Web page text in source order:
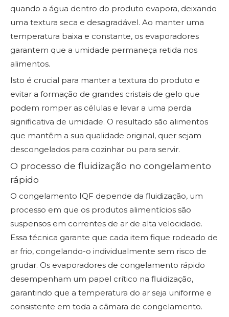
quando a água dentro do produto evapora, deixando
uma textura seca e desagradável. Ao manter uma
temperatura baixa e constante, os evaporadores
garantem que a umidade permaneça retida nos
alimentos.
Isto é crucial para manter a textura do produto e
evitar a formação de grandes cristais de gelo que
podem romper as células e levar a uma perda
significativa de umidade. O resultado são alimentos
que mantêm a sua qualidade original, quer sejam
descongelados para cozinhar ou para servir.
O processo de fluidização no congelamento
rápido
O congelamento IQF depende da fluidização, um
processo em que os produtos alimentícios são
suspensos em correntes de ar de alta velocidade.
Essa técnica garante que cada item fique rodeado de
ar frio, congelando-o individualmente sem risco de
grudar. Os evaporadores de congelamento rápido
desempenham um papel crítico na fluidização,
garantindo que a temperatura do ar seja uniforme e
consistente em toda a câmara de congelamento.